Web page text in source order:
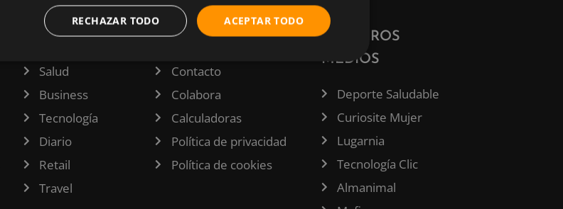
Salud
Business
Tecnología
Diario
Retail
Travel
INFORMACIÓN
Contacto
Colabora
Calculadoras
Política de privacidad
Política de cookies
NUESTROS
MEDIOS
Deporte Saludable
Curiosite Mujer
Lugarnia
Tecnología Clic
Almanimal
ACEPTAR TODO
RECHAZAR TODO